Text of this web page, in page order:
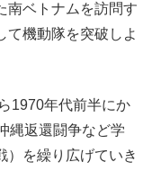
南ベトナムを訪問す
て機動隊を突破しよ
1970年代前半にか
縄返還闘争など学
）を繰り広げていき